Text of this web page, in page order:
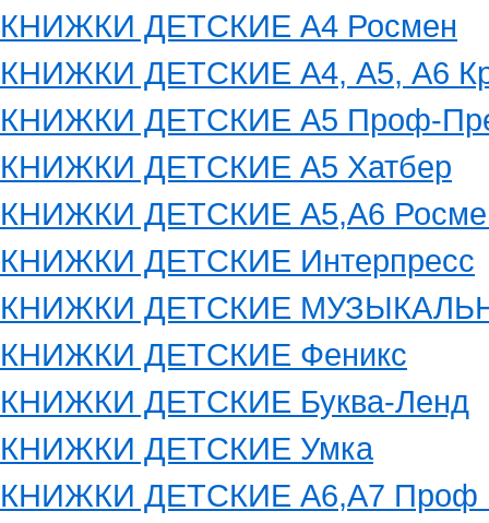
КНИЖКИ ДЕТСКИЕ А4 Росмен
КНИЖКИ ДЕТСКИЕ А4, А5, А6
КНИЖКИ ДЕТСКИЕ А5 Проф-
КНИЖКИ ДЕТСКИЕ А5 Хатбер
КНИЖКИ ДЕТСКИЕ А5,А6
КНИЖКИ ДЕТСКИЕ Интерпресс
КНИЖКИ ДЕТСКИЕ
КНИЖКИ ДЕТСКИЕ Феникс
КНИЖКИ ДЕТСКИЕ Буква-Ленд
КНИЖКИ ДЕТСКИЕ Умка
КНИЖКИ ДЕТСКИЕ А6,А7 Проф